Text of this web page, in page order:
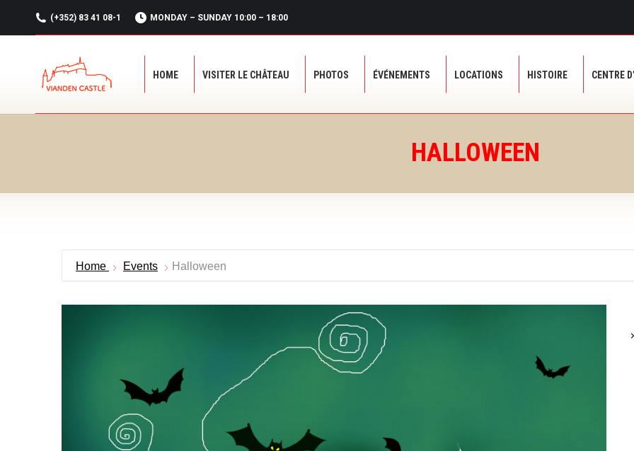
(+352) 83 41 08-1 MONDAY – SUNDAY 10:00 – 18:00
HOME VISITER LE CHÂTEAU PHOTOS ÉVÉNEMENTS LOCATIONS HISTOIRE CENTRE
HALLOWEEN
Home Events Halloween